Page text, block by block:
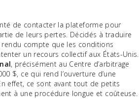
de contacter la plateforme pour
de leurs pertes. Décidés à traduire
rendu compte que les conditions
un recours collectif aux États-Unis.
, précisément au Centre d’arbitrage
$, ce qui rend l’ouverture d’une
effet, ce sont avant tout de petits
à une procédure longue et coûteuse.